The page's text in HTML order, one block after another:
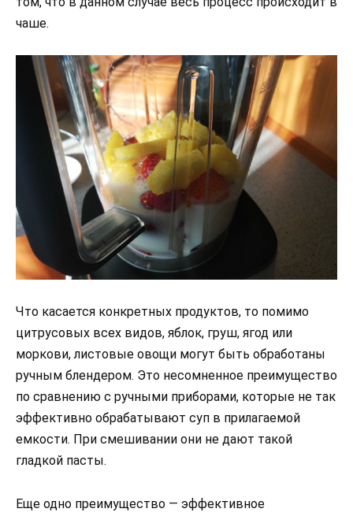
чаше.
Что касается конкретных продуктов, то помимо
цитрусовых всех видов, яблок, груш, ягод или
моркови, листовые овощи могут быть обработаны
ручным блендером. Это несомненное преимущество
по сравнению с ручными приборами, которые не так
эффективно обрабатывают суп в прилагаемой
емкости. При смешивании они не дают такой
гладкой пасты.
Еще одно преимущество — эффективное